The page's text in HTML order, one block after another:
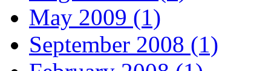
May 2009 (1)
September 2008 (1)